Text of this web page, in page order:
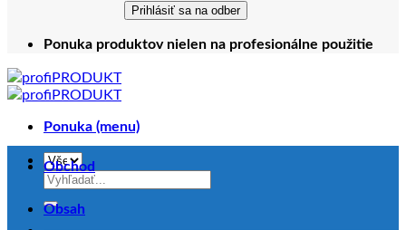
Ponuka produktov nielen na profesionálne použitie
Ponuka (menu)
Hľadať:
Obchod
Obsah